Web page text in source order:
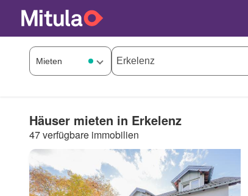
Häuser mieten in Erkelenz
47 verfügbare immobilien